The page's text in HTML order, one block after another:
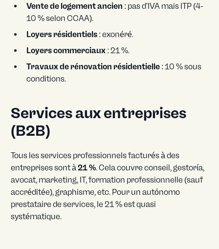
Vente de logement ancien : pas d'IVA mais ITP (4-
10 % selon CCAA).
Loyers résidentiels : exonéré.
Loyers commerciaux : 21 %.
Travaux de rénovation résidentielle : 10 % sous
conditions.
Services aux entreprises
(B2B)
Tous les services professionnels facturés à des
entreprises sont à21 %. Cela couvre conseil, gestoría,
avocat, marketing, IT, formation professionnelle (sauf
accréditée), graphisme, etc. Pour un autónomo
prestataire de services, le 21 % est quasi
systématique.